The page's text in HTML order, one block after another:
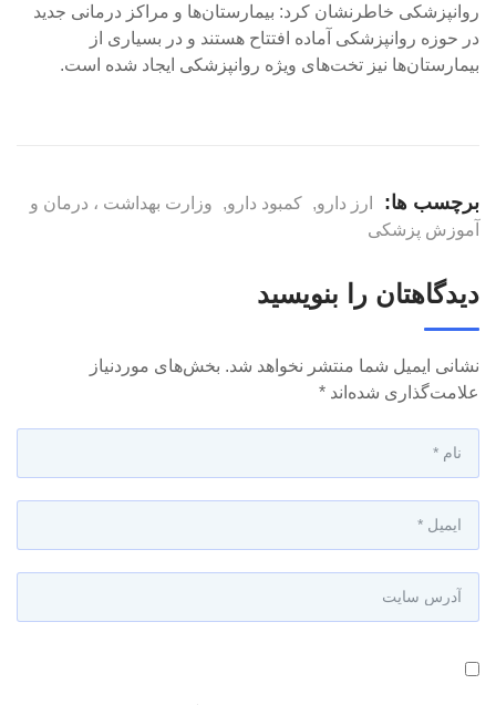
روانپزشکی خاطرنشان کرد: بیمارستان‌ها و مراکز درمانی جدید
در حوزه روانپزشکی آماده افتتاح هستند و در بسیاری از
بیمارستان‌ها نیز تخت‌های ویژه روانپزشکی ایجاد شده است.
برچسب ها: ارز دارو, کمبود دارو,
وزارت بهداشت ، درمان و
آموزش پزشکی
دیدگاهتان را بنویسید
نشانی ایمیل شما منتشر نخواهد شد. بخش‌های موردنیاز
علامت‌گذاری شده‌اند *